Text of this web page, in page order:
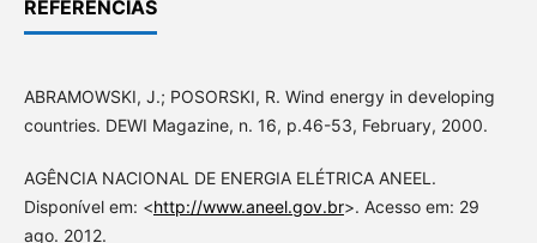
REFERÊNCIAS
ABRAMOWSKI, J.; POSORSKI, R. Wind energy in developing
countries. DEWI Magazine, n. 16, p.46-53, February, 2000.
AGÊNCIA NACIONAL DE ENERGIA ELÉTRICA ANEEL.
Disponível em: <http://www.aneel.gov.br>. Acesso em: 29
ago. 2012.